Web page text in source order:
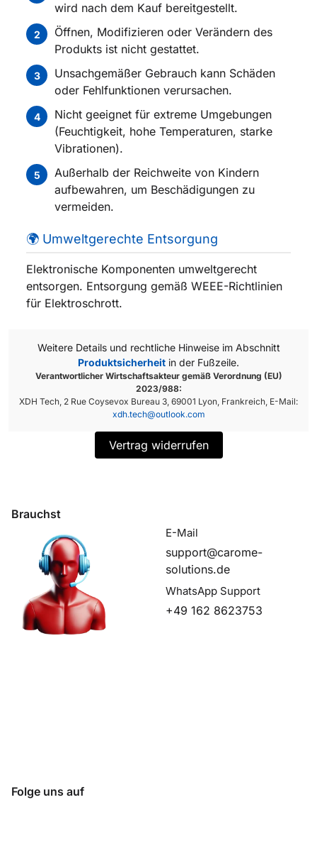
wird nach dem Kauf bereitgestellt.
2
Öffnen, Modifizieren oder Verändern des
Produkts ist nicht gestattet.
3
Unsachgemäßer Gebrauch kann Schäden
oder Fehlfunktionen verursachen.
4
Nicht geeignet für extreme Umgebungen
(Feuchtigkeit, hohe Temperaturen, starke
Vibrationen).
5
Außerhalb der Reichweite von Kindern
aufbewahren, um Beschädigungen zu
vermeiden.
🌍 Umweltgerechte Entsorgung
Elektronische Komponenten umweltgerecht
entsorgen. Entsorgung gemäß WEEE-Richtlinien
für Elektroschrott.
Weitere Details und rechtliche Hinweise im Abschnitt
Produktsicherheit in der Fußzeile.
Verantwortlicher Wirtschaftsakteur gemäß Verordnung (EU)
2023/988:
XDH Tech, 2 Rue Coysevox Bureau 3, 69001 Lyon, Frankreich, E-Mail:
xdh.tech@outlook.com
Vertrag widerrufen
Brauchst
E-Mail
support@carome-
solutions.de
WhatsApp Support
+49 162 8623753
Folge uns auf